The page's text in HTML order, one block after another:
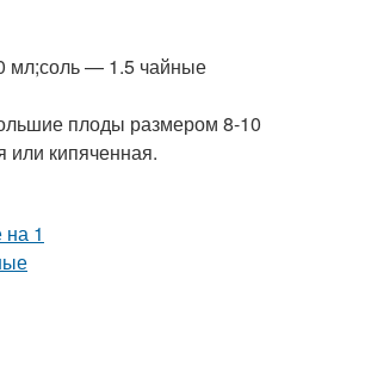
мл;соль — 1.5 чайные
плоды размером 8-10
или кипяченная.